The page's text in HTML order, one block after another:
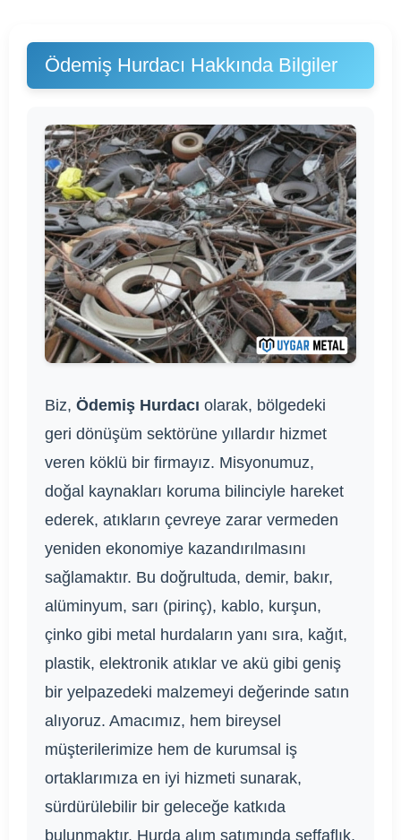
Ödemiş Hurdacı Hakkında Bilgiler
Biz, Ödemiş Hurdacı olarak, bölgedeki
geri dönüşüm sektörüne yıllardır hizmet
veren köklü bir firmayız. Misyonumuz,
doğal kaynakları koruma bilinciyle hareket
ederek, atıkların çevreye zarar vermeden
yeniden ekonomiye kazandırılmasını
sağlamaktır. Bu doğrultuda, demir, bakır,
alüminyum, sarı (pirinç), kablo, kurşun,
çinko gibi metal hurdaların yanı sıra, kağıt,
plastik, elektronik atıklar ve akü gibi geniş
bir yelpazedeki malzemeyi değerinde satın
alıyoruz. Amacımız, hem bireysel
müşterilerimize hem de kurumsal iş
ortaklarımıza en iyi hizmeti sunarak,
sürdürülebilir bir geleceğe katkıda
bulunmaktır. Hurda alım satımında şeffaflık,